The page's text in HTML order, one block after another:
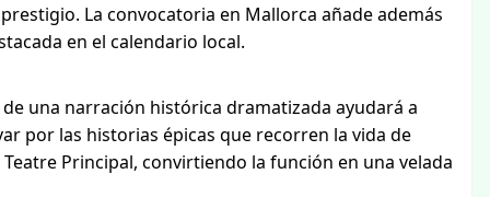
La convocatoria en Mallorca añade además
en el calendario local.
una narración histórica dramatizada ayudará a
por las historias épicas que recorren la vida de
Principal, convirtiendo la función en una velada